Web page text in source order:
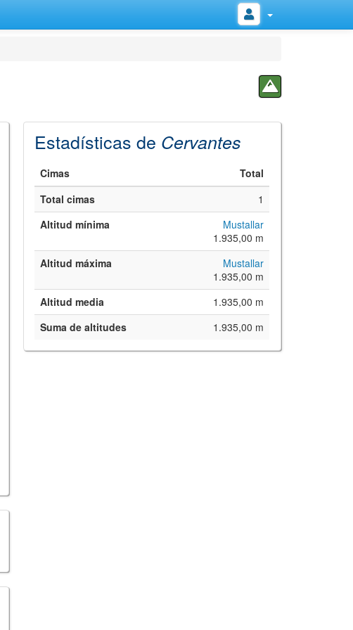
Estadísticas de Cervantes
Cimas
Total
Total cimas
1
Altitud mínima
Mustallar
1.935,00 m
Altitud máxima
Mustallar
1.935,00 m
Altitud media
1.935,00 m
Suma de altitudes
1.935,00 m